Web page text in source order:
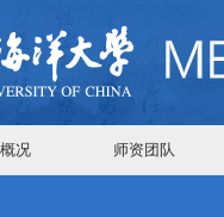
况 师资团队